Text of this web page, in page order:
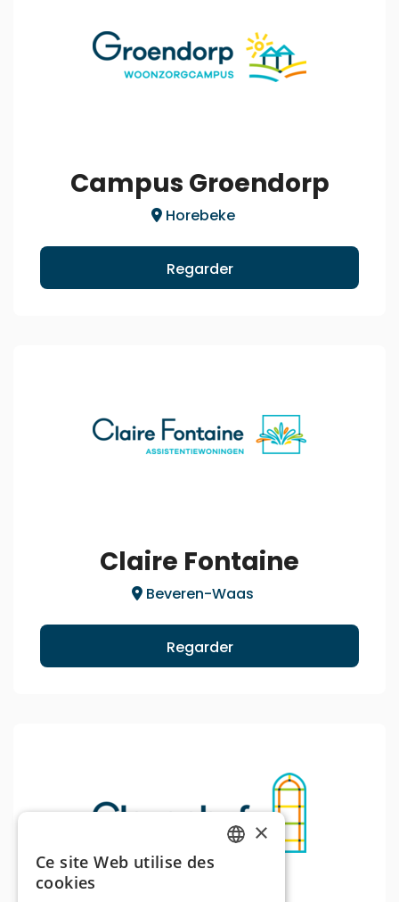
Campus Groendorp
Horebeke
Regarder
Claire Fontaine
Beveren-Waas
Regarder
×
Ce site Web utilise des
cookies